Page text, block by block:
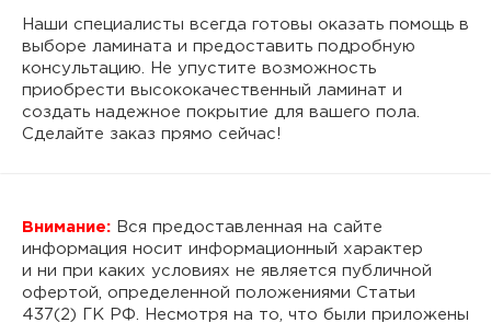
Наши специалисты всегда готовы оказать помощь в
выборе ламината и предоставить подробную
консультацию. Не упустите возможность
приобрести высококачественный ламинат и
создать надежное покрытие для вашего пола.
Сделайте заказ прямо сейчас!
Внимание: Вся предоставленная на сайте
информация носит информационный характер
и ни при каких условиях не является публичной
офертой, определенной положениями Статьи
437(2) ГК РФ. Несмотря на то, что были приложены